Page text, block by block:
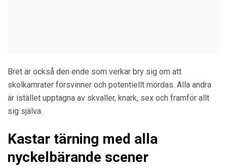
Bret är också den ende som verkar bry sig om att
skolkamrater försvinner och potentiellt mördas. Alla andra
är istället upptagna av skvaller, knark, sex och framför allt
sig själva.
Kastar tärning med alla
nyckelbärande scener